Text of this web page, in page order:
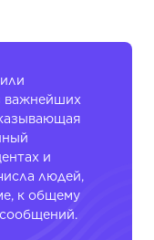
важнейших
и
людей,
к общему